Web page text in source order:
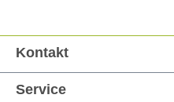
Kontakt
Service